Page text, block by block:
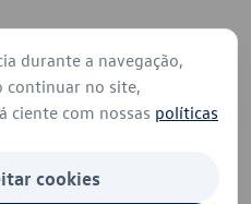
durante a navegação,
continuar no site,
ciente com nossas políticas
cookies